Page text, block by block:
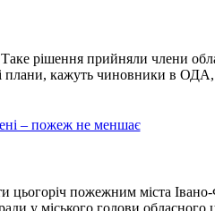
рішення прийняли члени
плани, кажуть чиновники в
– пожеж не меншає
цьогоріч пожежним міста
у міського голови обласного